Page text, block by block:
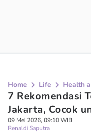
Home Life Health
7 Rekomendasi
Jakarta, Cocok
09 Mei 2026, 09:10 WIB
Renaldi Saputra